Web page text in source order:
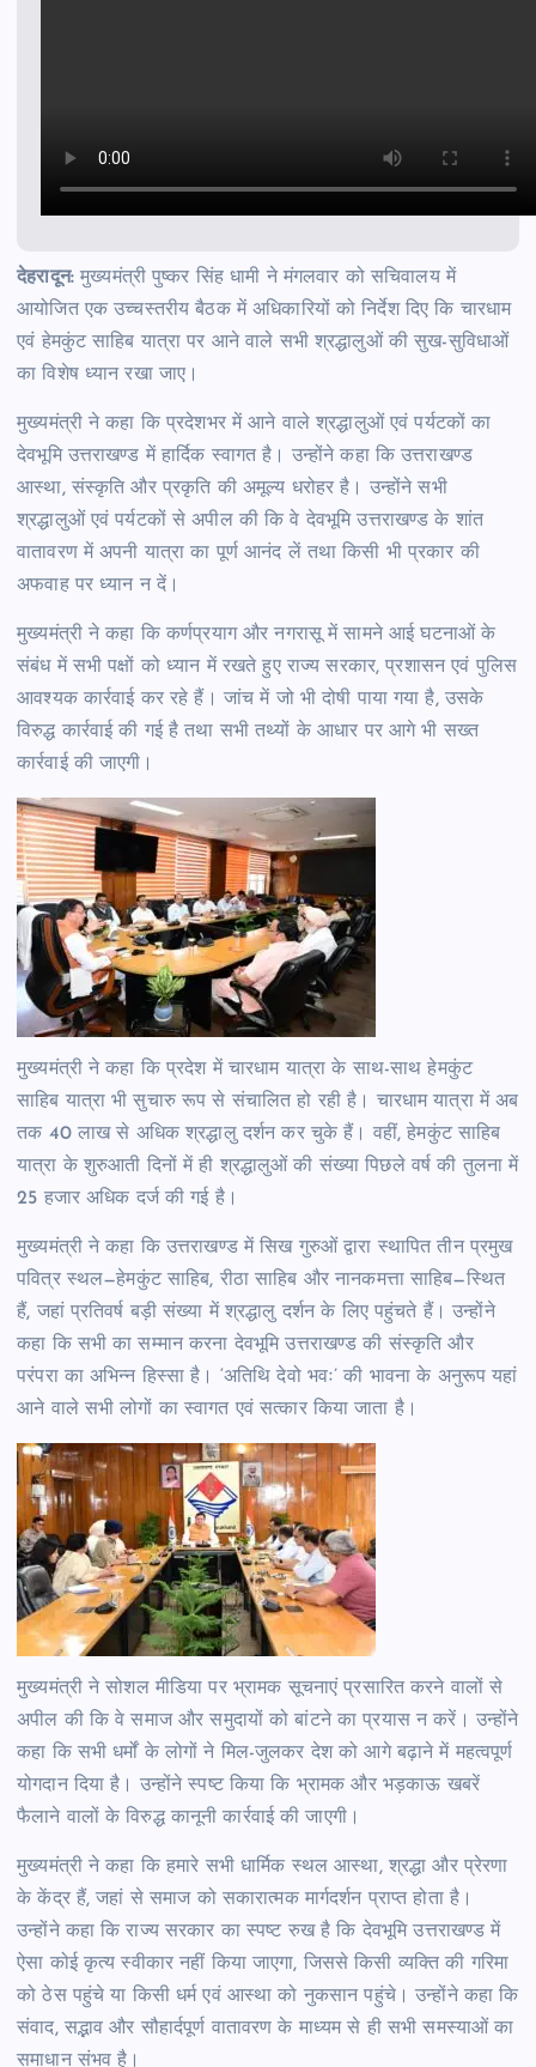
देहरादून:मुख्यमंत्री पुष्कर सिंह धामी ने मंगलवार को सचिवालय में
आयोजित एक उच्चस्तरीय बैठक में अधिकारियों को निर्देश दिए कि चारधाम
एवं हेमकुंट साहिब यात्रा पर आने वाले सभी श्रद्धालुओं की सुख-सुविधाओं
का विशेष ध्यान रखा जाए।
मुख्यमंत्री ने कहा कि प्रदेशभर में आने वाले श्रद्धालुओं एवं पर्यटकों का
देवभूमि उत्तराखण्ड में हार्दिक स्वागत है। उन्होंने कहा कि उत्तराखण्ड
आस्था, संस्कृति और प्रकृति की अमूल्य धरोहर है। उन्होंने सभी
श्रद्धालुओं एवं पर्यटकों से अपील की कि वे देवभूमि उत्तराखण्ड के शांत
वातावरण में अपनी यात्रा का पूर्ण आनंद लें तथा किसी भी प्रकार की
अफवाह पर ध्यान न दें।
मुख्यमंत्री ने कहा कि कर्णप्रयाग और नगरासू में सामने आई घटनाओं के
संबंध में सभी पक्षों को ध्यान में रखते हुए राज्य सरकार, प्रशासन एवं पुलिस
आवश्यक कार्रवाई कर रहे हैं। जांच में जो भी दोषी पाया गया है, उसके
विरुद्ध कार्रवाई की गई है तथा सभी तथ्यों के आधार पर आगे भी सख्त
कार्रवाई की जाएगी।
मुख्यमंत्री ने कहा कि प्रदेश में चारधाम यात्रा के साथ-साथ हेमकुंट
साहिब यात्रा भी सुचारु रूप से संचालित हो रही है। चारधाम यात्रा में अब
तक 40 लाख से अधिक श्रद्धालु दर्शन कर चुके हैं। वहीं, हेमकुंट साहिब
यात्रा के शुरुआती दिनों में ही श्रद्धालुओं की संख्या पिछले वर्ष की तुलना में
25 हजार अधिक दर्ज की गई है।
मुख्यमंत्री ने कहा कि उत्तराखण्ड में सिख गुरुओं द्वारा स्थापित तीन प्रमुख
पवित्र स्थल—हेमकुंट साहिब, रीठा साहिब और नानकमत्ता साहिब—स्थित
हैं, जहां प्रतिवर्ष बड़ी संख्या में श्रद्धालु दर्शन के लिए पहुंचते हैं। उन्होंने
कहा कि सभी का सम्मान करना देवभूमि उत्तराखण्ड की संस्कृति और
परंपरा का अभिन्न हिस्सा है। ‘अतिथि देवो भवः’ की भावना के अनुरूप यहां
आने वाले सभी लोगों का स्वागत एवं सत्कार किया जाता है।
मुख्यमंत्री ने सोशल मीडिया पर भ्रामक सूचनाएं प्रसारित करने वालों से
अपील की कि वे समाज और समुदायों को बांटने का प्रयास न करें। उन्होंने
कहा कि सभी धर्मों के लोगों ने मिल-जुलकर देश को आगे बढ़ाने में महत्वपूर्ण
योगदान दिया है। उन्होंने स्पष्ट किया कि भ्रामक और भड़काऊ खबरें
फैलाने वालों के विरुद्ध कानूनी कार्रवाई की जाएगी।
मुख्यमंत्री ने कहा कि हमारे सभी धार्मिक स्थल आस्था, श्रद्धा और प्रेरणा
के केंद्र हैं, जहां से समाज को सकारात्मक मार्गदर्शन प्राप्त होता है।
उन्होंने कहा कि राज्य सरकार का स्पष्ट रुख है कि देवभूमि उत्तराखण्ड में
ऐसा कोई कृत्य स्वीकार नहीं किया जाएगा, जिससे किसी व्यक्ति की गरिमा
को ठेस पहुंचे या किसी धर्म एवं आस्था को नुकसान पहुंचे। उन्होंने कहा कि
संवाद, सद्भाव और सौहार्दपूर्ण वातावरण के माध्यम से ही सभी समस्याओं का
समाधान संभव है।